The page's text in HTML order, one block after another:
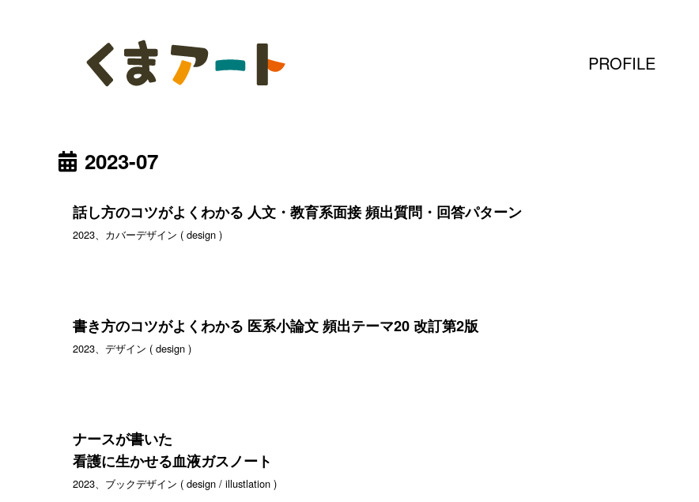
PROFILE
2023-07
話し方のコツがよくわかる 人文・教育系面接 頻出質問・回答パターン
2023、カバーデザイン ( design )
書き方のコツがよくわかる 医系小論文 頻出テーマ20 改訂第2版
2023、デザイン ( design )
ナースが書いた
看護に生かせる血液ガスノート
2023、ブックデザイン ( design / illustlation )